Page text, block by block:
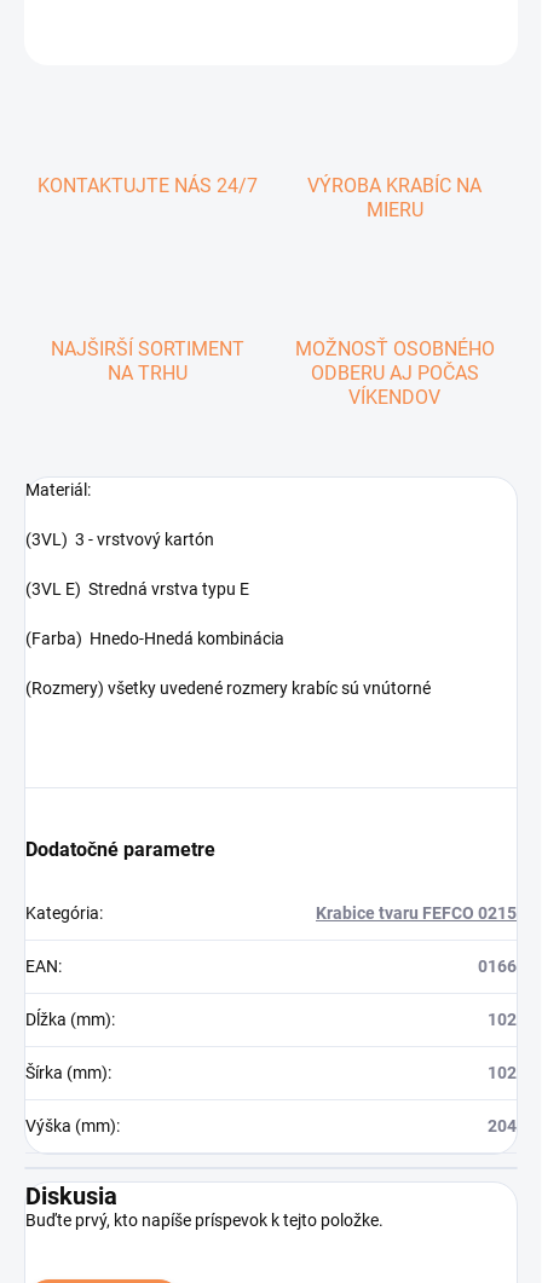
KONTAKTUJTE NÁS 24/7
VÝROBA KRABÍC NA
MIERU
NAJŠIRŠÍ SORTIMENT
NA TRHU
MOŽNOSŤ OSOBNÉHO
ODBERU AJ POČAS
VÍKENDOV
Materiál:
(3VL) 3 - vrstvový kartón
(3VL E) Stredná vrstva typu E
(Farba) Hnedo-Hnedá kombinácia
(Rozmery) všetky uvedené rozmery krabíc sú vnútorné
Dodatočné parametre
Kategória: Krabice tvaru FEFCO 0215
EAN: 0166
Dĺžka (mm): 102
Šírka (mm): 102
Výška (mm): 204
Diskusia
Buďte prvý, kto napíše príspevok k tejto položke.